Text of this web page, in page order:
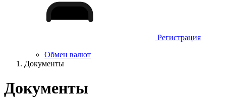
Регистрация
Обмен валют
Документы
Документы